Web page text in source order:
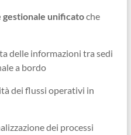
gestionale unificatoche
delle informazioni tra sedi
a bordo
dei flussi operativi in
dei processi